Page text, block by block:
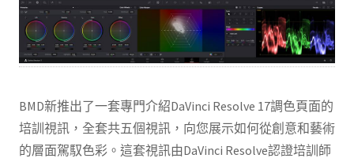
BMD新推出了一套專門介紹DaVinci Resolve 17調色頁面的
培訓視訊，全套共五個視訊，向您展示如何從創意和藝術
的層面駕馭色彩。這套視訊由DaVinci Resolve認證培訓師